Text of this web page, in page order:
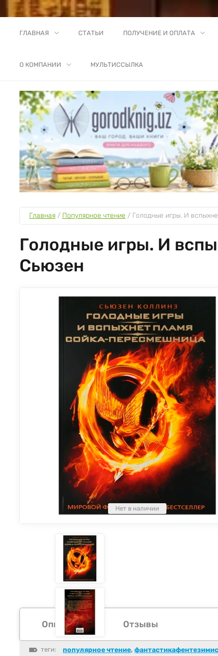
ГЛАВНАЯ СТАТЬИ ПОЛУЧЕНИЕ И ОПЛАТА
О КОМПАНИИ МУЛЬТИССЫЛКА
Главная / Популярное чтение / Голодные игры. И
Голодные игры. И
Сьюзен
Нет в наличии
Описание Отзывы
теги: популярное чтение,